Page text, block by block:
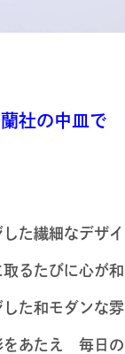
社の中皿で
た繊細なデザイ
るたびに心が和
た和モダンな雰
をあたえ 毎日の